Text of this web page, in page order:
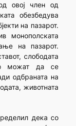
овој член од
обезбедува
на пазарот.
монополската
на пазарот.
слободата
можат да се
одбраната на
животната
дека со